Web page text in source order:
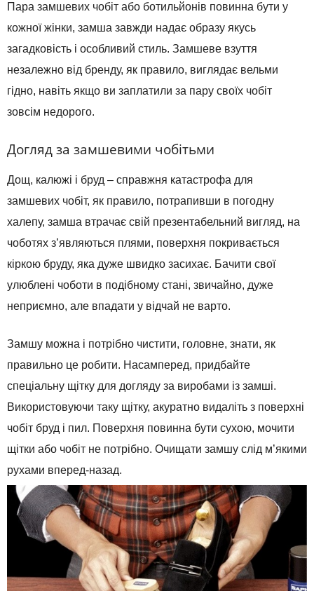
Пара замшевих чобіт або ботильйонів повинна бути у
кожної жінки, замша завжди надає образу якусь
загадковість і особливий стиль. Замшеве взуття
незалежно від бренду, як правило, виглядає вельми
гідно, навіть якщо ви заплатили за пару своїх чобіт
зовсім недорого.
Догляд за замшевими чобітьми
Дощ, калюжі і бруд – справжня катастрофа для
замшевих чобіт, як правило, потрапивши в погодну
халепу, замша втрачає свій презентабельний вигляд, на
чоботях з’являються плями, поверхня покривається
кіркою бруду, яка дуже швидко засихає. Бачити свої
улюблені чоботи в подібному стані, звичайно, дуже
неприємно, але впадати у відчай не варто.
Замшу можна і потрібно чистити, головне, знати, як
правильно це робити. Насамперед, придбайте
спеціальну щітку для догляду за виробами із замші.
Використовуючи таку щітку, акуратно видаліть з поверхні
чобіт бруд і пил. Поверхня повинна бути сухою, мочити
щітки або чобіт не потрібно. Очищати замшу слід м’якими
рухами вперед-назад.